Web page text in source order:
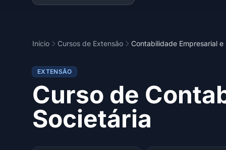
Início Cursos de Extensão Contabilidade Empresarial e
EXTENSÃO
Curso de
Societária